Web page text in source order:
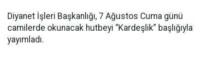
Diyanet İşleri Başkanlığı, 7 Ağustos Cuma günü
camilerde okunacak hutbeyi “Kardeşlik” başlığıyla
yayımladı.